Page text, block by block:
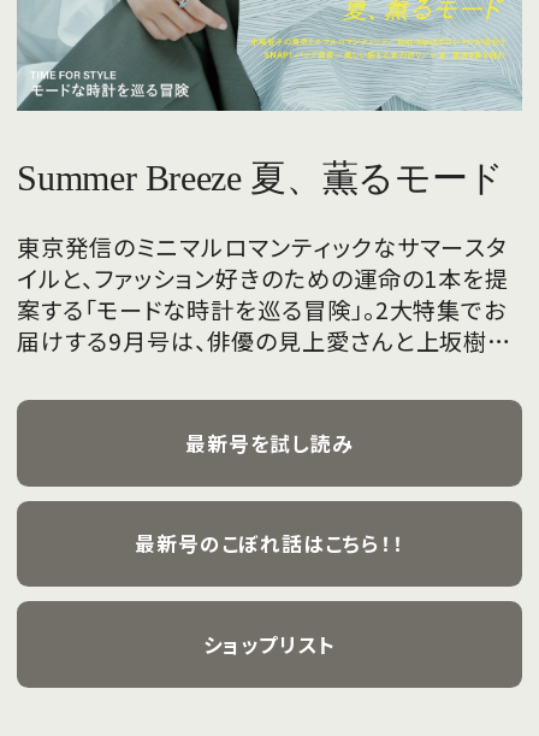
Summer Breeze 夏、薫るモード
東京発信のミニマルロマンティックなサマースタ
イルと、ファッション好きのための運命の1本を提
案する「モードな時計を巡る冒険」。2大特集でお
届けする9月号は、俳優の見上愛さんと上坂樹里
飾ります。
最新号を試し読み
最新号のこぼれ話はこちら！！
ショップリスト